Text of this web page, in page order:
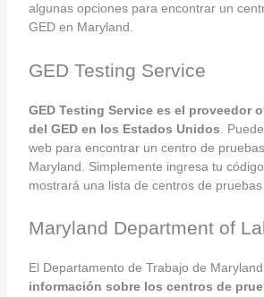
algunas opciones para encontrar un
GED en Maryland.
GED Testing Service
GED Testing Service es el proveedor
del GED en los Estados Unidos .
web para encontrar un centro de
Maryland. Simplemente ingresa tu
mostrará una lista de centros de pruebas
Maryland Department of
El Departamento de Trabajo de
información sobre los centros de